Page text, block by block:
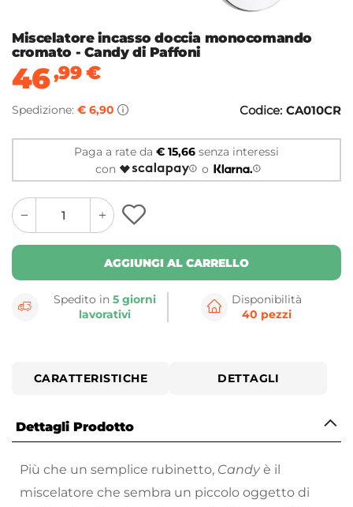
Miscelatore incasso doccia monocomando
cromato - Candy di Paffoni
46,99€
Spedizione: € 6,90 Codice: CA010CR
Paga a rate da € 15,66 senza interessi
con
o
quantity
button
quantity
minus
button
AGGIUNGI AL CARRELLO
Spedito in5 giorni
lavorativi
Disponibilità
40 pezzi
CARATTERISTICHE DETTAGLI
Dettagli Prodotto
Più che un semplice rubinetto, Candy è il
miscelatore che sembra un piccolo oggetto di